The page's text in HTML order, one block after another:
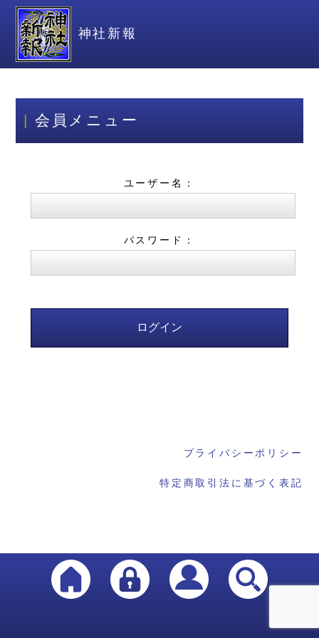
神社新報
会員メニュー
ユーザー名：
パスワード：
プライバシーポリシー
特定商取引法に基づく表記